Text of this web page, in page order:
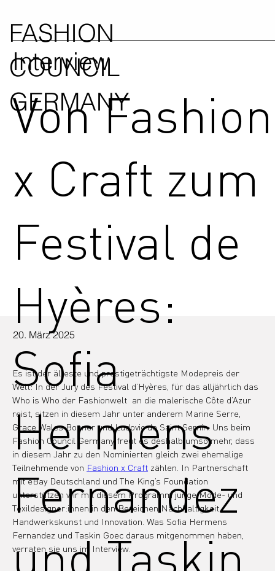
FASHION
COUNCIL
GERMANY
20. März 2025
Es ist der älteste und prestigeträchtigste Modepreis der
Welt: In der Jury des Festival d’Hyères, für das alljährlich das
Who is Who der Fashionwelt  an die malerische Côte d’Azur
reist, sitzen in diesem Jahr unter anderem Marine Serre,
Grace Wales Bonner und Ludovic de Saint Sernin. Uns beim
Fashion Council Germany freut es deshalb umso mehr, dass
in diesem Jahr zu den Nominierten gleich zwei ehemalige
Teilnehmende von Fashion x Craft zählen. In Partnerschaft
mit eBay Deutschland und The King’s Foundation
unterstützen wir mit diesem Programm junge Mode- und
Texildesigner:innen in den Bereichen Nachhaltigkeit,
Handwerkskunst und Innovation. Was Sofia Hermens
Fernandez und Taskin Goec daraus mitgenommen haben,
verraten sie uns im Interview.
Interview
Von Fashion
x Craft zum
Festival de
Hyères:
Sofia
Hermens
Fernandez
und Taskin